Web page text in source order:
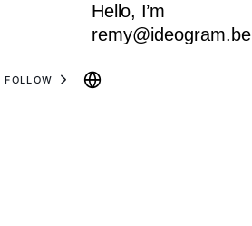
Hello, I’m
remy@ideogram.be
FOLLOW